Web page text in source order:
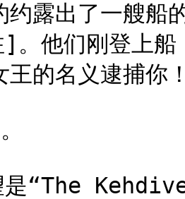
约露出了一艘船
他们刚登上船
王的名义逮捕你
是“The